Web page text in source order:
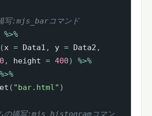
写:mjs_barコマンド
%>%
(x = Data1 , y = Data2 ,
, height = 400)
%>%
%>%
( "bar.html" )
の描写:mjs_histogramコマン